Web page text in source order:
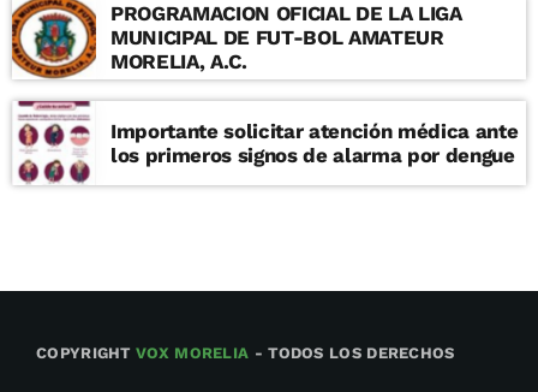
PROGRAMACION OFICIAL DE LA LIGA
MUNICIPAL DE FUT-BOL AMATEUR
MORELIA, A.C.
Importante solicitar atención médica ante
los primeros signos de alarma por dengue
COPYRIGHTVOX MORELIA - TODOS LOS DERECHOS